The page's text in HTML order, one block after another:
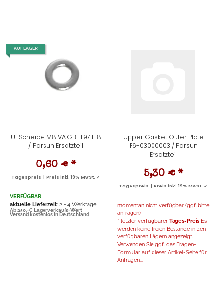
AUF LAGER
U-Scheibe M8 VA GB-T97.1-8
/ Parsun Ersatzteil
0,60 € *
Tagespreis | Preis inkl. 19% MwSt. ✓
VERFÜGBAR
aktuelle Lieferzeit: 2 - 4 Werktage
Ab 250,-€ Lagerverkaufs-Wert
Versand kostenlos in Deutschland
Upper Gasket Outer Plate
F6-03000003 / Parsun
Ersatzteil
5,30 € *
Tagespreis | Preis inkl. 19% MwSt. ✓
momentan nicht verfügbar (ggf. bitte
anfragen)
* letzter verfügbarer Tages-Preis Es
werden keine freien Bestände in den
verfügbaren Lägern angezeigt.
Verwenden Sie ggf. das Fragen-
Formular auf dieser Artikel-Seite für
Anfragen...